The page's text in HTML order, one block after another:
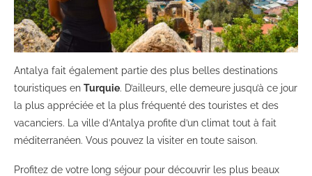
Antalya fait également partie des plus belles destinations
touristiques en Turquie. D’ailleurs, elle demeure jusqu’à ce jour
la plus appréciée et la plus fréquenté des touristes et des
vacanciers. La ville d’Antalya profite d’un climat tout à fait
méditerranéen. Vous pouvez la visiter en toute saison.
Profitez de votre long séjour pour découvrir les plus beaux